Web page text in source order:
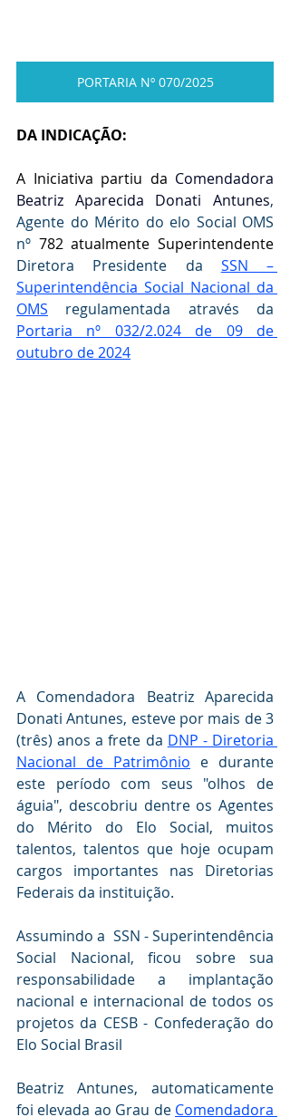
PORTARIA Nº 070/2025
DA INDICAÇÃO:
A Iniciativa partiu da Comendadora
Beatriz Aparecida Donati Antunes,
Agente do Mérito do elo Social OMS
nº
Diretora Presidente da SSN –
Superintendência Social Nacional da
OMS
Portaria nº 032/2.024 de 09 de
outubro de 2024
A Comendadora Beatriz Aparecida
Donati Antunes, esteve por mais de 3
(três) anos a frete da DNP - Diretoria
Nacional de Patrimônio e durante
este período com seus "olhos de
águia", descobriu dentre os Agentes
do Mérito do Elo Social, muitos
talentos, talentos que hoje ocupam
cargos importantes nas Diretorias
Federais da instituição.
Assumindo a  SSN - Superintendência
Social Nacional, ficou sobre sua
responsabilidade a implantação
nacional e internacional de todos os
projetos da CESB - Confederação do
Elo Social Brasil
Beatriz Antunes, automaticamente
foi elevada ao Grau de Comendadora